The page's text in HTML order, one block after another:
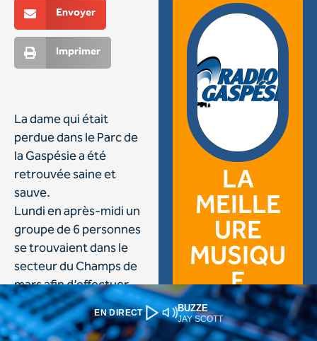
EN DIRECT BUZZE
JAY SCOTT